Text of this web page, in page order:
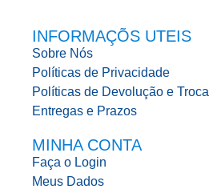
INFORMAÇÕS UTEIS
Sobre Nós
Políticas de Privacidade
Políticas de Devolução e Troca
Entregas e Prazos
MINHA CONTA
Faça o Login
Meus Dados